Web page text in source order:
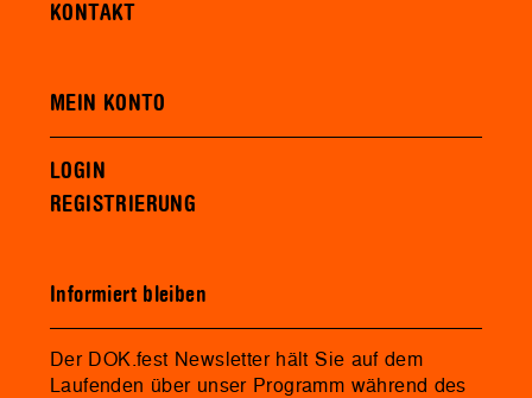
KONTAKT
MEIN KONTO
LOGIN
REGISTRIERUNG
Informiert bleiben
Der DOK.fest Newsletter hält Sie auf dem
Laufenden über unser Programm während des